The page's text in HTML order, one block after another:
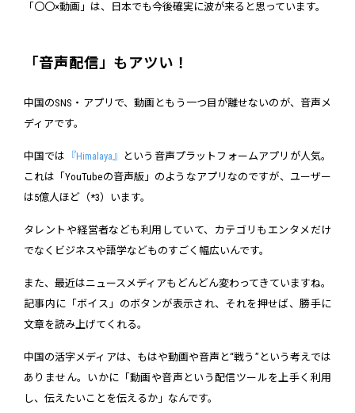
「〇〇×動画」は、日本でも今後確実に波が来ると思っています。
「音声配信」もアツい！
中国のSNS・アプリで、動画ともう一つ目が離せないのが、音声メ
ディアです。
中国では 『Himalaya』
という音声プラットフォームアプリが人気。
これは「YouTubeの音声版」のようなアプリなのですが、ユーザー
は5億人ほど（*3）います。
タレントや経営者なども利用していて、カテゴリもエンタメだけ
でなくビジネスや語学などものすごく幅広いんです。
また、最近はニュースメディアもどんどん変わってきていますね。
記事内に「ボイス」のボタンが表示され、それを押せば、勝手に
文章を読み上げてくれる。
中国の活字メディアは、もはや動画や音声と“戦う”という考えでは
ありません。いかに「動画や音声という配信ツールを上手く利用
し、伝えたいことを伝えるか」なんです。